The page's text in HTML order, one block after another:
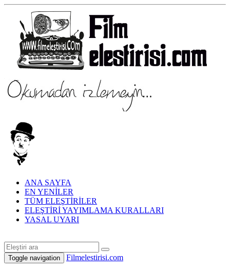
ANA SAYFA
EN YENİLER
TÜM ELEŞTİRİLER
ELEŞTİRİ YAYIMLAMA KURALLARI
YASAL UYARI
Toggle navigation Filmelestirisi.com